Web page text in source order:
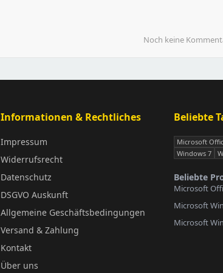
Noch keine
Informationen & Rechtliches
Impressum
Widerrufsrecht
Datenschutz
DSGVO Auskunft
Allgemeine Geschäftsbedingungen
Versand & Zahlung
Kontakt
Über uns
Beliebte
Microsoft
Windows 7
Beliebte
Microsoft
Microsoft
Microsoft